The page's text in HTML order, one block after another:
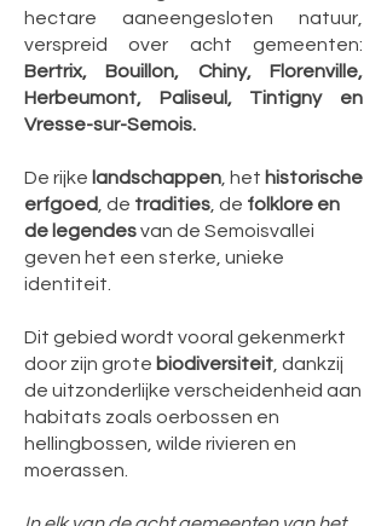
hectare aaneengesloten natuur,
verspreid over acht gemeenten:
Bertrix, Bouillon, Chiny, Florenville,
Herbeumont, Paliseul, Tintigny en
Vresse-sur-Semois.
De rijke landschappen , het historische
erfgoed , de tradities , de folklore en
de legendesvan de Semoisvallei
geven het een sterke, unieke
identiteit.
Dit gebied wordt vooral gekenmerkt
door zijn grote biodiversiteit , dankzij
de uitzonderlijke verscheidenheid aan
habitats zoals oerbossen en
hellingbossen, wilde rivieren en
moerassen.